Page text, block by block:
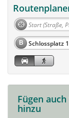
B
Fügen
hinzu